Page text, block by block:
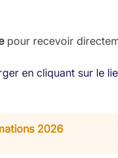
pour recevoir
en cliquant sur le
2026